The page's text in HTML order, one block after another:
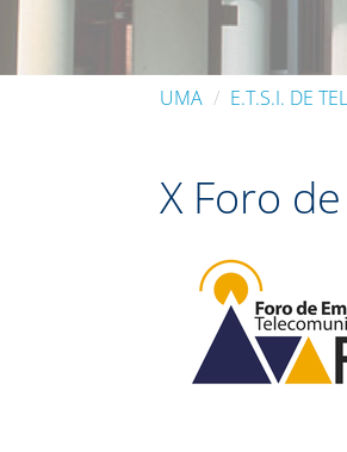
UMA E.T.S.I. DE
X Foro